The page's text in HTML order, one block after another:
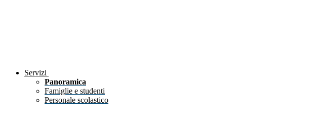
Servizi
Panoramica
Famiglie e studenti
Personale scolastico